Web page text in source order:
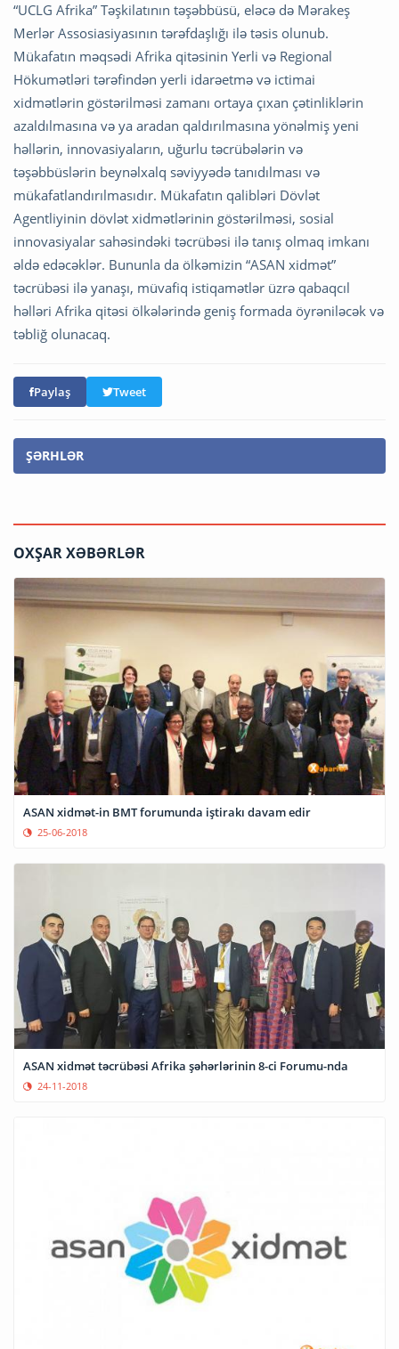
“UCLG Afrika” Təşkilatının təşəbbüsü, eləcə də Mərakeş
Merlər Assosiasiyasının tərəfdaşlığı ilə təsis olunub.
Mükafatın məqsədi Afrika qitəsinin Yerli və Regional
Hökumətləri tərəfindən yerli idarəetmə və ictimai
xidmətlərin göstərilməsi zamanı ortaya çıxan çətinliklərin
azaldılmasına və ya aradan qaldırılmasına yönəlmiş yeni
həllərin, innovasiyaların, uğurlu təcrübələrin və
təşəbbüslərin beynəlxalq səviyyədə tanıdılması və
mükafatlandırılmasıdır. Mükafatın qalibləri Dövlət
Agentliyinin dövlət xidmətlərinin göstərilməsi, sosial
innovasiyalar sahəsindəki təcrübəsi ilə tanış olmaq imkanı
əldə edəcəklər. Bununla da ölkəmizin “ASAN xidmət”
təcrübəsi ilə yanaşı, müvafiq istiqamətlər üzrə qabaqcıl
həlləri Afrika qitəsi ölkələrində geniş formada öyrəniləcək və
təbliğ olunacaq.
Paylaş Tweet
ŞƏRHLƏR
OXŞAR XƏBƏRLƏR
ASAN xidmət-in BMT forumunda iştirakı davam edir
25-06-2018
ASAN xidmət təcrübəsi Afrika şəhərlərinin 8-ci Forumu-nda
24-11-2018